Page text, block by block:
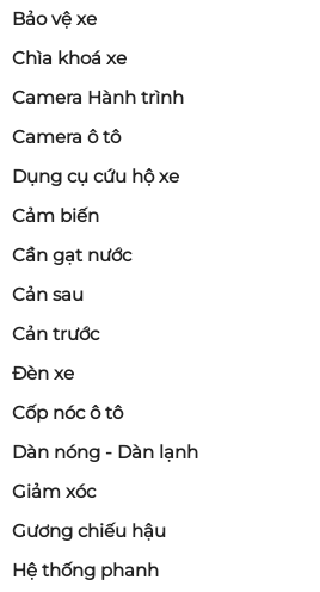
Bảo vệ xe
Chìa khoá xe
Camera Hành trình
Camera ô tô
Dụng cụ cứu hộ xe
Cảm biến
Cần gạt nước
Cản sau
Cản trước
Đèn xe
Cốp nóc ô tô
Dàn nóng - Dàn lạnh
Giảm xóc
Gương chiếu hậu
Hệ thống phanh